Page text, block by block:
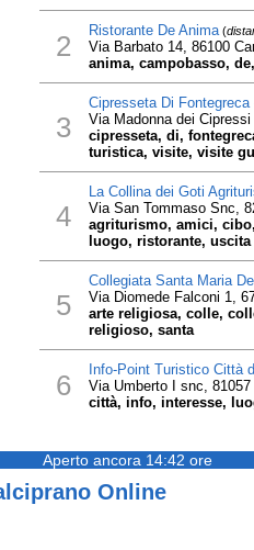
2 Ristorante De Anima(
Via Barbato 14, 86100
anima, campobasso,
3
Cipresseta Di
Via Madonna dei
cipresseta, di,
turistica, visite, visite
4
La Collina dei Goti
Via San Tommaso Snc,
agriturismo, amici,
luogo, ristorante, uscita
5
Collegiata Santa Maria
Via Diomede Falconi 1,
arte religiosa, colle,
religioso, santa
6 Info-Point Turistico Città
Via Umberto I snc, 81057
città, info, interesse,
Aperto ancora 14:42 ore
Online